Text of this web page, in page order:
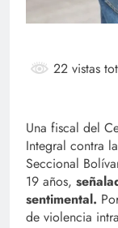
22 vistas
Una fiscal del
Integral contra
Seccional
19 años,
sentimental.
de violencia